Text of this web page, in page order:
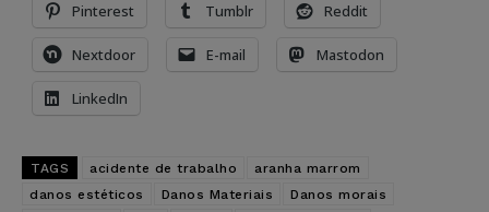
Pinterest Tumblr Reddit
Nextdoor E-mail Mastodon
LinkedIn
TAGS acidente de trabalho
aranha marrom
danos estéticos
Danos Materiais
Danos morais